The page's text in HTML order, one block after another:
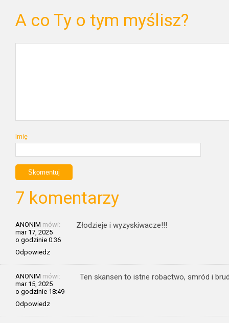
A co Ty o tym myślisz?
Imię
7 komentarzy
ANONIM mówi:
mar 17, 2025
o godzinie 0:36
Odpowiedz
Złodzieje i wyzyskiwacze!!!
ANONIM mówi:
mar 15, 2025
o godzinie 18:49
Odpowiedz
Ten skansen to istne robactwo, smród i